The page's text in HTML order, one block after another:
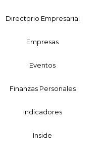
Directorio Empresarial
Empresas
Eventos
Finanzas Personales
Indicadores
Inside